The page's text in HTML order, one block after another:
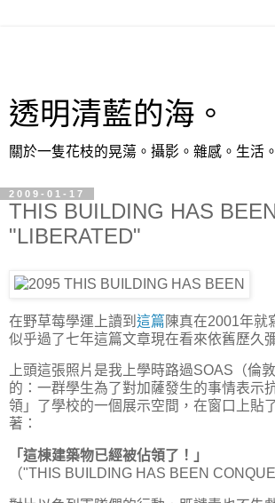
透明清藍的海。
關於一隻花枝的晃蕩。攝影。雜感。生活
2009-01-17
THIS BUILDING HAS
"LIBERATED"
在野草莓學運上讀到 這篇 陳真在2001年就
似乎過了七年這篇文章現在看來依舊歷久
上頭這張照片是我上學時路過SOAS（倫
的：一群學生為了對加薩發生的事情表示
領」了學校的一個展示空間，在窗口上貼
著：
「這棟建築物已經被佔領了！」
（"THIS BUILDING HAS BEEN